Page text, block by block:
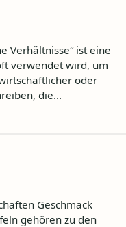
Verhältnisse“ ist eine
verwendet wird, um
oder
die...
Geschmack
gehören zu den